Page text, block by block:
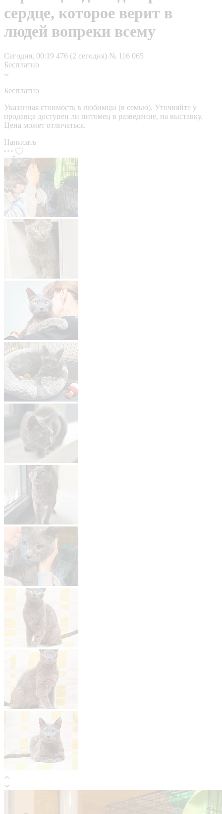
сердце, которое верит в
людей вопреки всему
Сегодня, 00:19 476 (2 сегодня) № 116 065
Бесплатно
Бесплатно
Указанная стоимость в любимцы (в семью). Уточняйте у
продавца доступен ли питомец в разведение, на выставку.
Цена может отличаться.
Написать